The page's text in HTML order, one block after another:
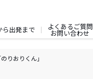
ら出発まで
よくあるご質問
お問い合わせ
りおりくん」